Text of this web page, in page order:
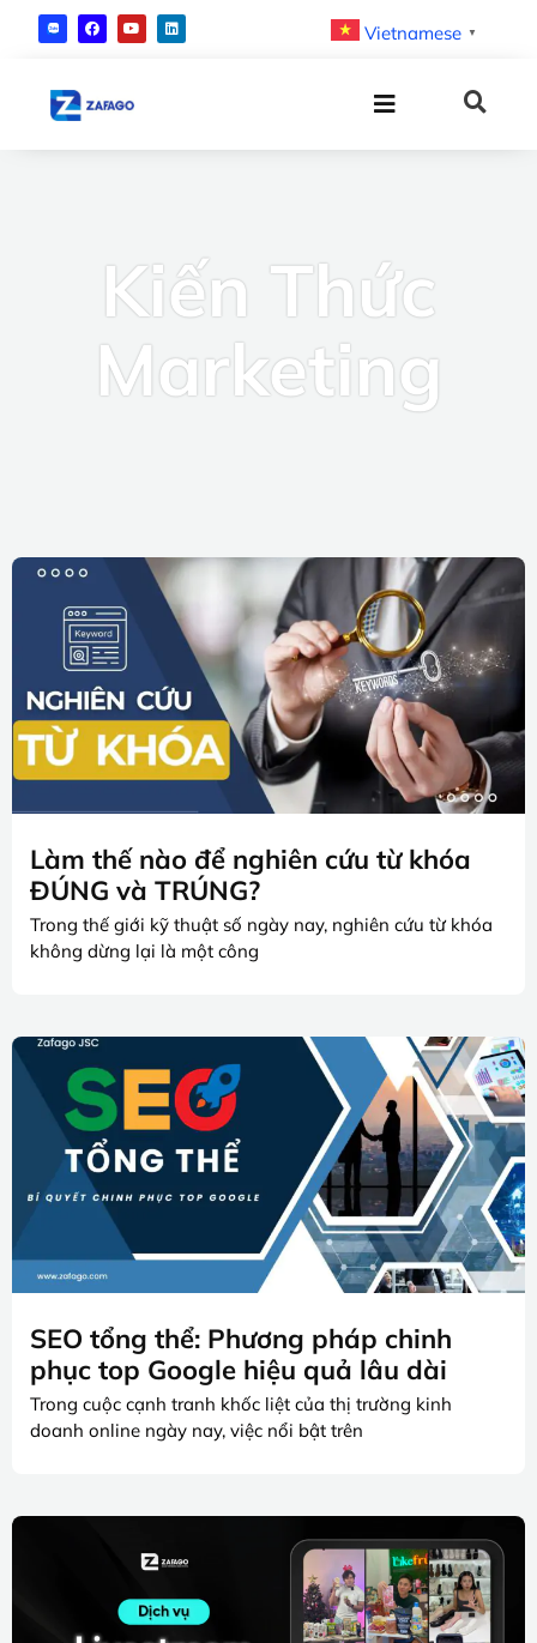
Vietnamese ▼
Kiến Thức
Marketing
Làm thế nào để nghiên cứu từ khóa
ĐÚNG và TRÚNG?
Trong thế giới kỹ thuật số ngày nay, nghiên cứu từ khóa
không dừng lại là một công
SEO tổng thể: Phương pháp chinh
phục top Google hiệu quả lâu dài
Trong cuộc cạnh tranh khốc liệt của thị trường kinh
doanh online ngày nay, việc nổi bật trên